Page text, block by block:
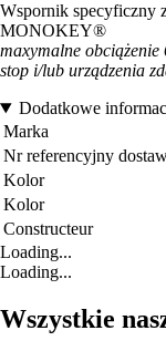
Wspornik specyficzny
MONOKEY®
maxymalne obciążenie
stop i/lub urządzenia
Dodatkowe
Marka
Nr referencyjny
Kolor
Kolor
Constructeur
Loading...
Loading...
Wszystkie